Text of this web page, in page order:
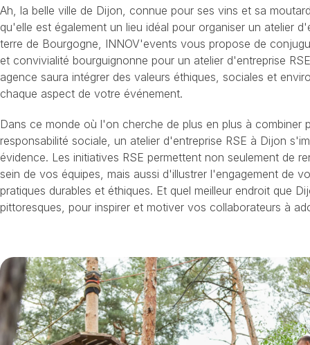
Ah, la belle ville de Dijon, connue pour ses vins et sa
qu'elle est également un lieu idéal pour organiser un atelier
terre de Bourgogne, INNOV'events vous propose de
et convivialité bourguignonne pour un atelier d'entreprise
agence saura intégrer des valeurs éthiques, sociales et
chaque aspect de votre événement.
Dans ce monde où l'on cherche de plus en plus à combiner
responsabilité sociale, un atelier d'entreprise RSE à Dijon
évidence. Les initiatives RSE permettent non seulement de
sein de vos équipes, mais aussi d'illustrer l'engagement de
pratiques durables et éthiques. Et quel meilleur endroit que
pittoresques, pour inspirer et motiver vos collaborateurs à